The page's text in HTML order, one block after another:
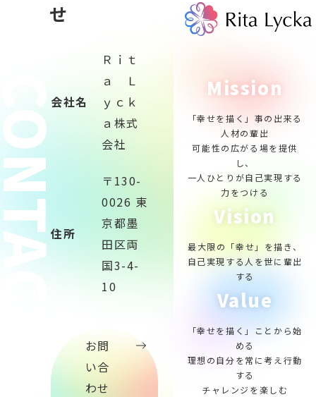
せ
会社名
Ｒｉｔ
ａ Ｌ
ｙｃｋ
ａ株式
会社
住所
〒130-
0026 東
京都墨
田区両
国3-4-
10
お問
い合
わせ
Mission
「幸せを描く」事の出来る
人材の輩出
可能性の広がる場を提供
し、
一人ひとりが自己実現する
力をつける
Vision
最大限の「幸せ」を描き、
自己実現する人を世に輩出
する
Value
「幸せを描く」ことから始
める
理想の自分を常に考え行動
する
チャレンジを楽しむ